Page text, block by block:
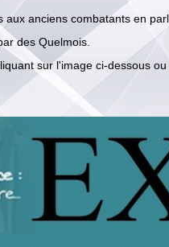
anciens combatants en
des Quelmois.
sur l'image ci-dessous